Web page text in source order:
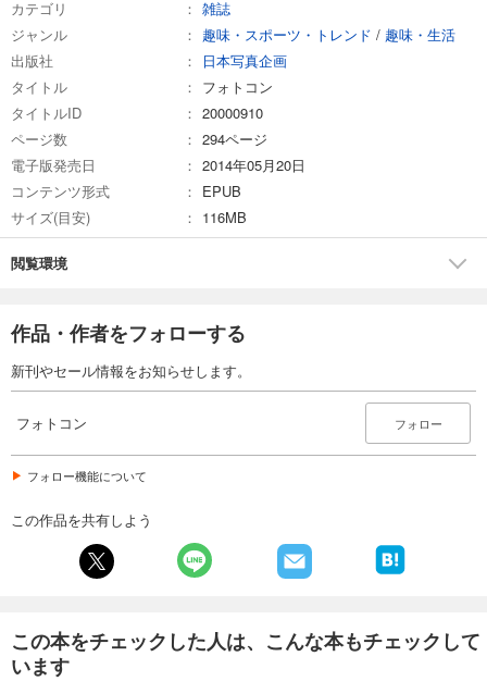
試し読み
あらすじを表示する
フォトコン2025年5月号
円 (税込)
あらすじを表示する
あらすじを表示する
カート
あらすじを表示する
フォトコン2025年2月号
カテゴリ
雑誌
ジャンル
趣味・スポーツ・トレンド / 趣味・生活
出版社
日本写真企画
タイトル
フォトコン
タイトルID
20000910
ページ数
294ページ
電子版発売日
2014年05月20日
コンテンツ形式
EPUB
サイズ(目安)
116MB
閲覧環境
作品・作者をフォローする
新刊やセール情報をお知らせします。
フォトコン フォロー
フォロー機能について
この作品を共有しよう
この本をチェックした人は、こんな本もチェックして
います